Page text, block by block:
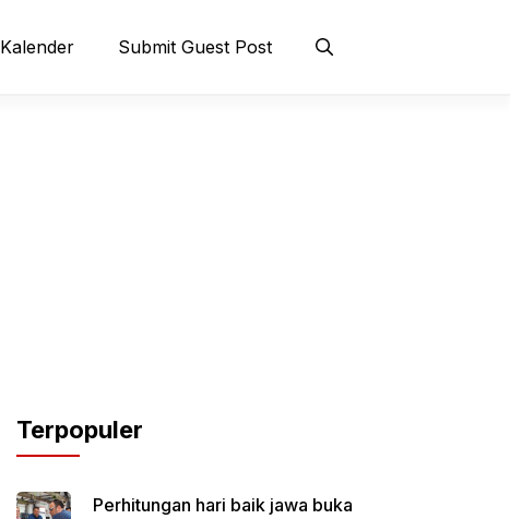
Kalender Submit Guest Post
Terpopuler
Perhitungan hari baik jawa buka